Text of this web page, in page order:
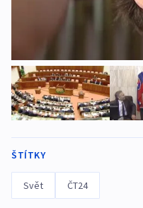
ŠTÍTKY
Svět ČT24